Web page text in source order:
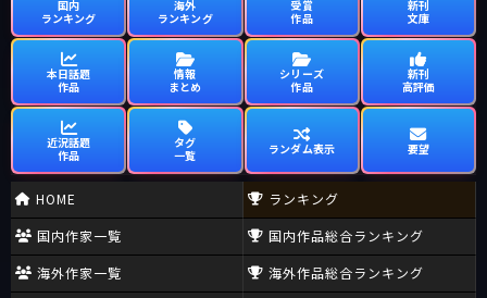
国内
ランキング
海外
ランキング
受賞
作品
新刊
文庫
本日話題
作品
情報
まとめ
シリーズ
作品
新刊
高評価
近況話題
作品
タグ
一覧
ランダム表示 要望
HOME
国内作家一覧
海外作家一覧
ランキング
国内作品総合ランキング
海外作品総合ランキング